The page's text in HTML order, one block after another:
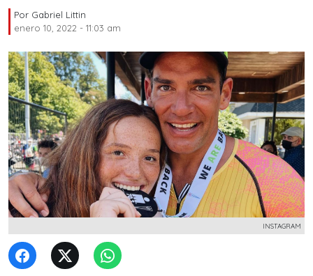
Por Gabriel Littin
enero 10, 2022 - 11:03 am
INSTAGRAM